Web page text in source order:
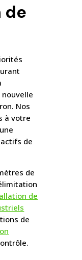
de
Nos
à votre
de
de
de
de